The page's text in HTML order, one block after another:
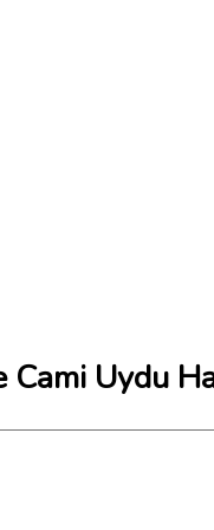
Cami Uydu